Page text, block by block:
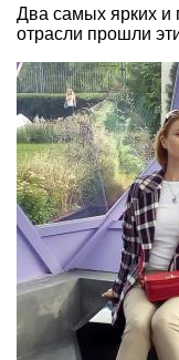
Два самых ярких и
отрасли прошли